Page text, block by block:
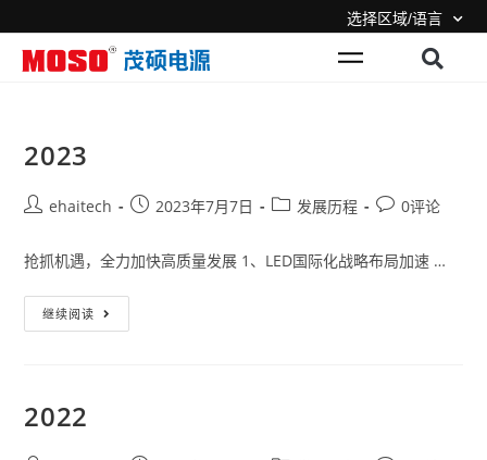
选择区域/语言
2023
ehaitech 2023年7月7日 发展历程 0评论
抢抓机遇，全力加快高质量发展 1、LED国际化战略布局加速 …
继续阅读
2022